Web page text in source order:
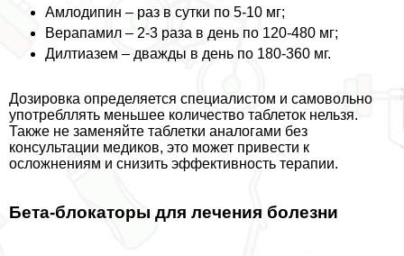
Амлодипин – раз в сутки по 5-10 мг;
Верапамил – 2-3 раза в день по 120-480 мг;
Дилтиазем – дважды в день по 180-360 мг.
Дозировка определяется специалистом и самовольно
употрeбллять меньшее количество таблеток нельзя.
Также не заменяйте таблетки аналогами без
консультации медиков, это может привести к
осложнениям и снизить эффективность терапии.
Бета-блокаторы для лечения болезни